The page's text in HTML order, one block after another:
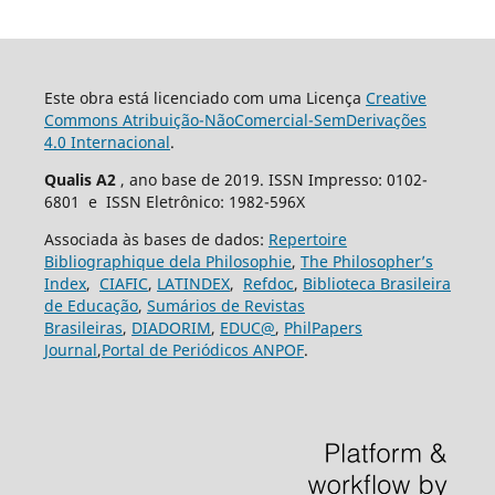
Este obra está licenciado com uma Licença Creative
Commons Atribuição-NãoComercial-SemDerivações
4.0 Internacional.
Qualis A2 , ano base de 2019. ISSN Impresso: 0102-
6801 e ISSN Eletrônico: 1982-596X
Associada às bases de dados: Repertoire
Bibliographique dela Philosophie, The Philosopher’s
Index, CIAFIC, LATINDEX, Refdoc, Biblioteca Brasileira
de Educação, Sumários de Revistas
Brasileiras, DIADORIM, EDUC@, PhilPapers
Journal,Portal de Periódicos ANPOF.